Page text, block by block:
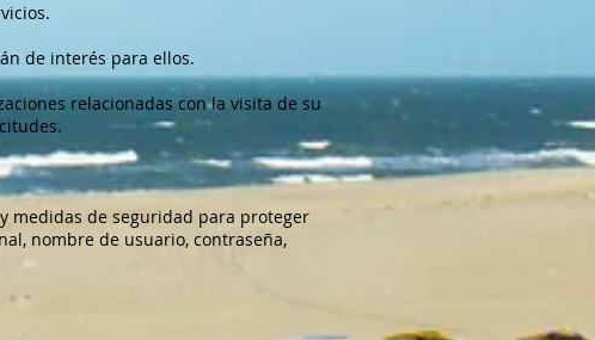
de interés para ellos.
relacionadas con la visita de su
medidas de seguridad para proteger
nombre de usuario, contraseña,